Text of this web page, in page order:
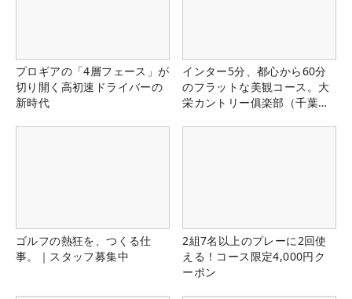
プロギアの「4層フェース」が
切り開く高初速ドライバーの
新時代
インター5分、都心から60分
のフラットな美観コース。大
栄カントリー俱楽部（千葉
ゴルフの熱狂を、つくる仕
事。｜スタッフ募集中
2組7名以上のプレーに2回使
える！コース限定4,000円ク
ーポン